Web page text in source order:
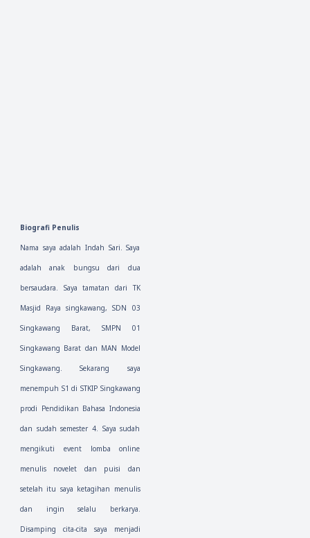
Biografi Penulis
Nama saya adalah Indah Sari. Saya
adalah anak bungsu dari dua
bersaudara. Saya tamatan dari TK
Masjid Raya singkawang, SDN 03
Singkawang Barat, SMPN 01
Singkawang Barat dan MAN Model
Singkawang. Sekarang saya
menempuh S1 di STKIP Singkawang
prodi Pendidikan Bahasa Indonesia
dan sudah semester 4. Saya sudah
mengikuti event lomba online
menulis novelet dan puisi dan
setelah itu saya ketagihan menulis
dan ingin selalu berkarya.
Disamping cita-cita saya menjadi